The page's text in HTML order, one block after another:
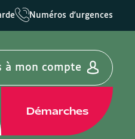
Numéros d'urgences
à mon compte
Démarches